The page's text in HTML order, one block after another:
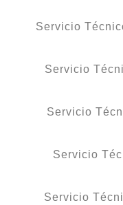
Servicio
Servicio
Servicio
Servicio
Servicio